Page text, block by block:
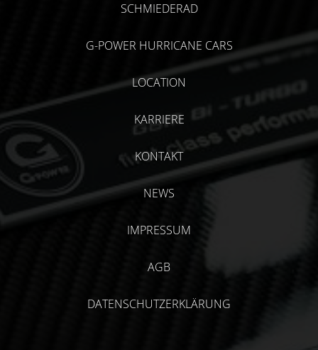
SCHMIEDERAD
G-POWER HURRICANE CARS
LOCATION
KARRIERE
KONTAKT
NEWS
IMPRESSUM
AGB
DATENSCHUTZERKLÄRUNG